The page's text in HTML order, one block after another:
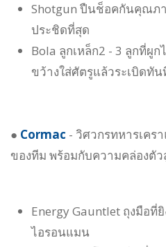
Shotgun ปืนช็อคกันคุณภา
ประชิดที่สุด
Bola ลูกเหล็ก2 - 3 ลูกที่ผูก
ขว้างใส่ศัตรูแล้วระเบิดทัน
● Cormac - วิศวกรทหารเคร
ของทีม พร้อมกับความคล่องตัว
Energy Gauntlet ถุงมือที่
ไอรอนแมน